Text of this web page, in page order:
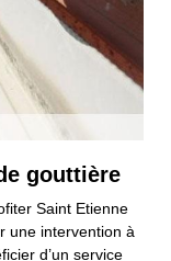
gouttière
Saint Etienne
une intervention à
d’un service